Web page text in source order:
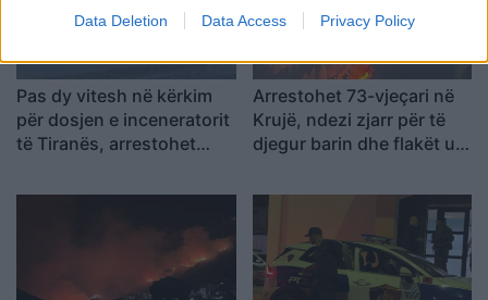
Data Deletion Data Access Privacy Policy
Pas dy vitesh në kërkim
për dosjen e inceneratorit
të Tiranës, arrestohet
Palasë
Arrestohet 73-vjeçari në
Krujë, ndezi zjarr për të
djegur barin dhe flakët u